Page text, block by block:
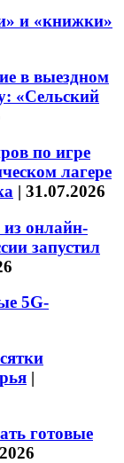
и «книжки»
в выездном
«Сельский
по игре
лагере
| 31.07.2026
онлайн-
запустил
5G-
|
готовые